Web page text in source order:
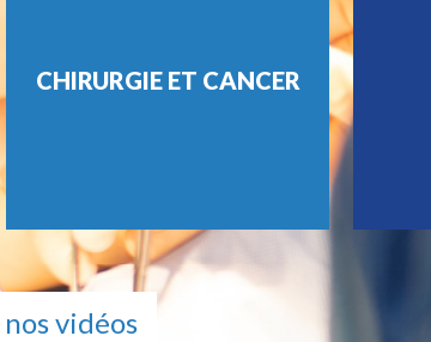
CHIRURGIE ET CANCER
vidéos